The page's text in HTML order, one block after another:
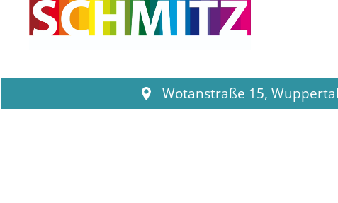
Wotanstraße 15, Wuppertal